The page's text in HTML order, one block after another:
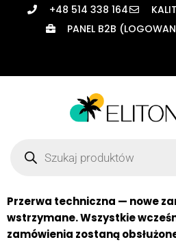
+48 514 338 164
PANEL B2B
Przerwa techniczna — nowe
wstrzymane. Wszystkie
zamówienia zostaną